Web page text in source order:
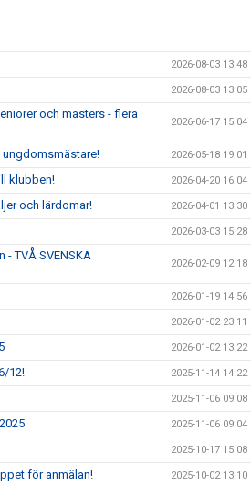
2026-08-03 13:48
2026-08-03 13:05
och masters - flera
2026-06-17 15:04
ungdomsmästare! 2026-05-18 19:01
klubben! 2026-04-20 16:04
och lärdomar! 2026-04-01 13:30
2026-03-03 15:28
- TVÅ SVENSKA
2026-02-09 12:18
2026-01-19 14:56
2026-01-02 23:11
2026-01-02 13:22
12! 2025-11-14 14:22
2025-11-06 09:08
2025-11-06 09:04
2025-10-17 15:08
för anmälan! 2025-10-02 13:10